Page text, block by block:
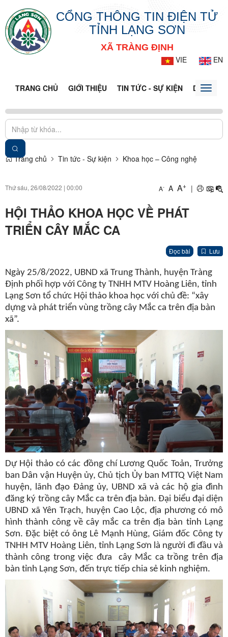
CỔNG THÔNG TIN ĐIỆN TỬ
TỈNH LẠNG SƠN
XÃ TRÀNG ĐỊNH
VIE
EN
TRANG CHỦ GIỚI THIỆU TIN TỨC - SỰ KIỆN DỊCH VỤ
Toggle
Trang chủ Tin tức - Sự kiện Khoa học – Công nghệ
Thứ sáu, 26/08/2022 | 00:00 A- A A+ |
HỘI THẢO KHOA HỌC VỀ PHÁT
TRIỂN CÂY MẮC CA
Đọc bài Lưu
Ngày 25/8/2022, UBND xã Trung Thành, huyện Tràng
Định phối hợp với Công ty TNHH MTV Hoàng Liên, tỉnh
Lạng Sơn tổ chức Hội thảo khoa học với chủ đề: “xây
dựng và phát triển vùng trồng cây Mắc ca trên địa bàn
xã”.
Dự Hội thảo có các đồng chí Lương Quốc Toản, Trưởng
ban Dân vận Huyện ủy, Chủ tịch Ủy ban MTTQ Việt Nam
huyện, lãnh đạo Đảng ủy, UBND xã và các hộ gia đình
đăng ký trồng cây Mắc ca trên địa bàn. Đại biểu đại diện
UBND xã Yên Trạch, huyện Cao Lộc, địa phương có mô
hình thành công về cây mắc ca trên địa bàn tỉnh Lạng
Sơn. Đặc biệt có ông Lê Mạnh Hùng, Giám đốc Công ty
TNHH MTV Hoàng Liên, tỉnh Lạng Sơn là người đi đầu và
thành công trong việc đưa cây Mắc ca trồng trên địa
bàn tỉnh Lạng Sơn, đến trực tiếp chia sẻ kinh nghiệm.